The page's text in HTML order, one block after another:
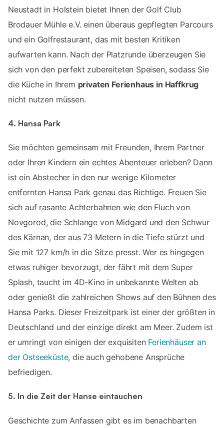
Neustadt in Holstein bietet Ihnen der Golf Club
Brodauer Mühle e.V. einen überaus gepflegten Parcours
und ein Golfrestaurant, das mit besten Kritiken
aufwarten kann. Nach der Platzrunde überzeugen Sie
sich von den perfekt zubereiteten Speisen, sodass Sie
die Küche in Ihrem privaten Ferienhaus in Haffkrug
nicht nutzen müssen.
4. Hansa Park
Sie möchten gemeinsam mit Freunden, Ihrem Partner
oder Ihren Kindern ein echtes Abenteuer erleben? Dann
ist ein Abstecher in den nur wenige Kilometer
entfernten Hansa Park genau das Richtige. Freuen Sie
sich auf rasante Achterbahnen wie den Fluch von
Novgorod, die Schlange von Midgard und den Schwur
des Kärnan, der aus 73 Metern in die Tiefe stürzt und
Sie mit 127 km/h in die Sitze presst. Wer es hingegen
etwas ruhiger bevorzugt, der fährt mit dem Super
Splash, taucht im 4D-Kino in unbekannte Welten ab
oder genießt die zahlreichen Shows auf den Bühnen des
Hansa Parks. Dieser Freizeitpark ist einer der größten in
Deutschland und der einzige direkt am Meer. Zudem ist
er umringt von einigen der exquisiten Ferienhäuser an
der Ostseeküste, die auch gehobene Ansprüche
befriedigen.
5. In die Zeit der Hanse eintauchen
Geschichte zum Anfassen gibt es im benachbarten